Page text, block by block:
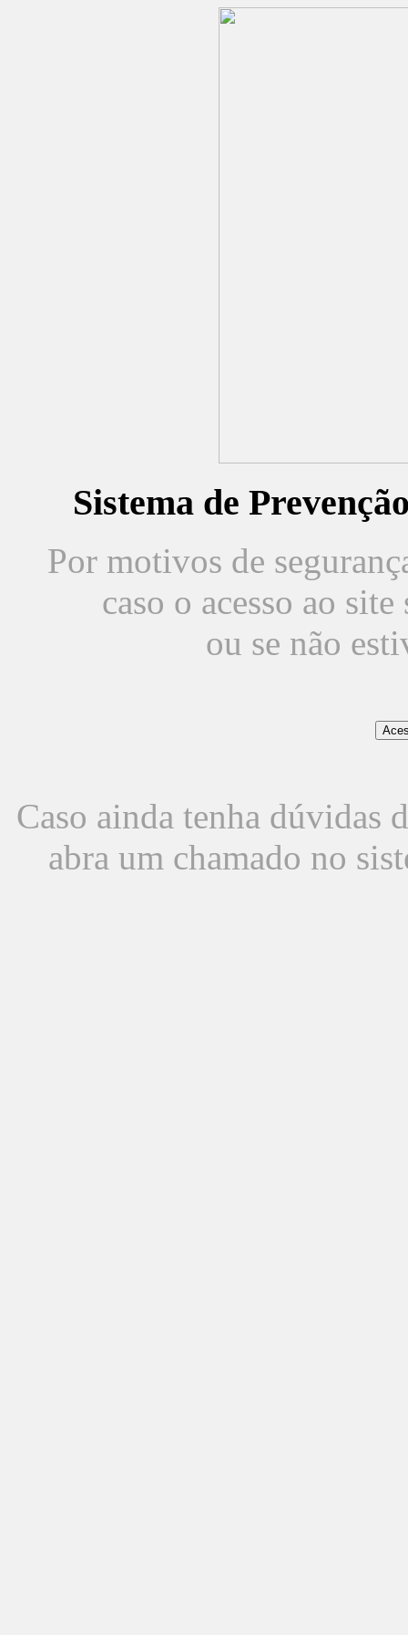
Sistema de
Por motivos de
caso o acesso ao
ou se não
Caso ainda tenha dúvidas
abra um chamado no